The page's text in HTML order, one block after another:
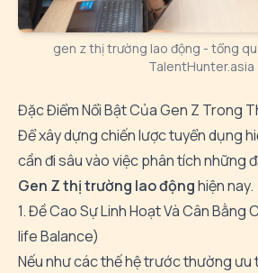
gen z thị trường lao động - tổng
TalentHunter.asia
Đặc Điểm Nổi Bật Của Gen Z Trong
Để xây dựng chiến lược tuyển dụng
cần đi sâu vào việc phân tích những
Gen Z thị trường lao độnghiện nay.
1. Đề Cao Sự Linh Hoạt Và Cân Bằng
life Balance)
Nếu như các thế hệ trước thường ưu